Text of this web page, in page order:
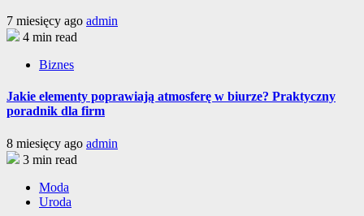
7 miesięcy ago admin
4 min read
Biznes
Jakie elementy poprawiają atmosferę w biurze? Praktyczny
poradnik dla firm
8 miesięcy ago admin
3 min read
Moda
Uroda